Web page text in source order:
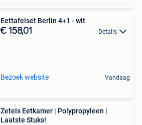
Eettafelset Berlin 4+1 - wit
€ 158,01 Details
Bezoek website Vandaag
Zetels Eetkamer | Polypropyleen |
Laatste Stuks!